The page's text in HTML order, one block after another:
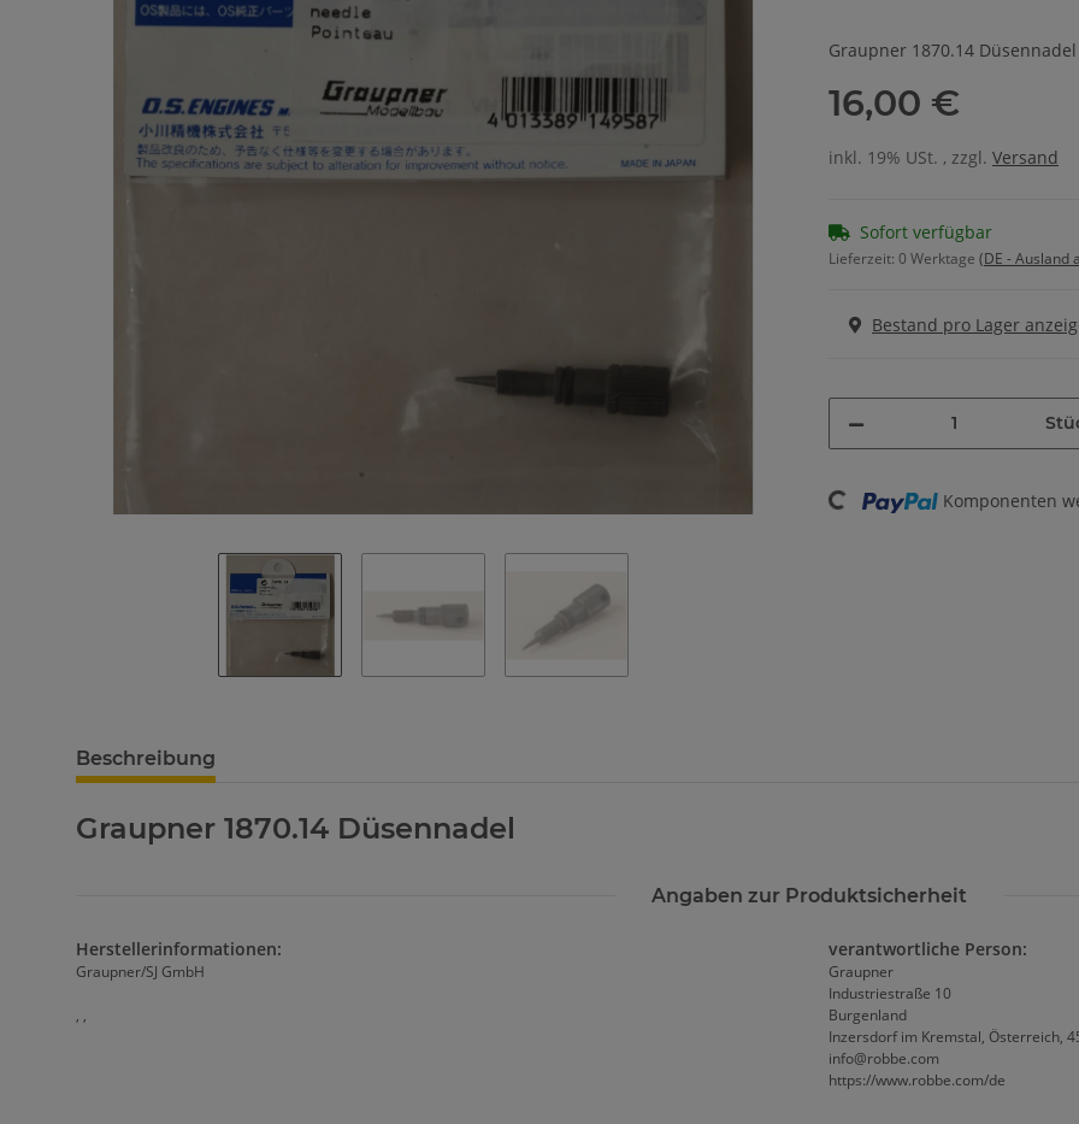
Graupner 1870.14 Düsennadel
16,00 €
inkl. 19% USt. , zzgl. Versand
Sofort verfügbar
Lieferzeit: 0 Werktage (DE - Ausland
Bestand pro Lager
Loading... Komponenten
Beschreibung
Graupner 1870.14 Düsennadel
Angaben zur Produktsicherheit
Herstellerinformationen:
Graupner/SJ GmbH
, ,
verantwortliche Person:
Graupner
Industriestraße 10
Burgenland
Inzersdorf im Kremstal, Österreich,
info@robbe.com
https://www.robbe.com/de